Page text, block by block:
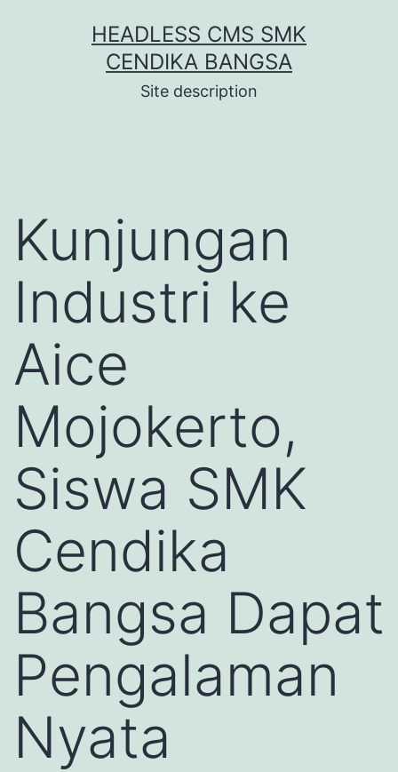
HEADLESS CMS SMK
CENDIKA BANGSA
Site description
Kunjungan
Industri ke
Aice
Mojokerto,
Siswa SMK
Cendika
Bangsa Dapat
Pengalaman
Nyata